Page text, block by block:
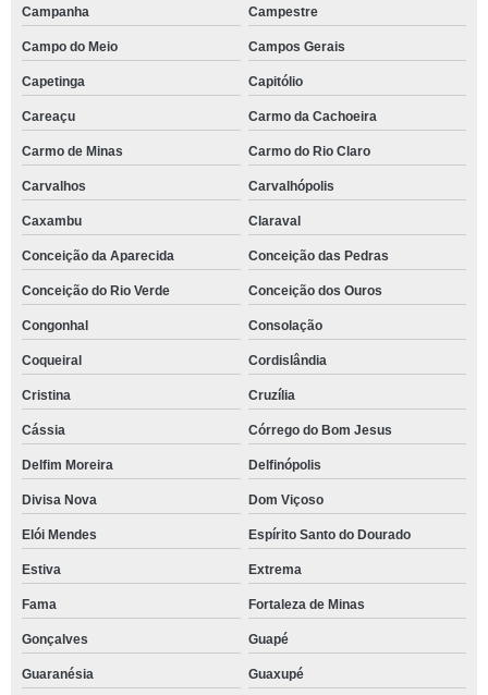
Campanha Campestre
Campo do Meio Campos Gerais
Capetinga Capitólio
Careaçu Carmo da Cachoeira
Carmo de Minas Carmo do Rio Claro
Carvalhos Carvalhópolis
Caxambu Claraval
Conceição da Aparecida Conceição das Pedras
Conceição do Rio Verde Conceição dos Ouros
Congonhal Consolação
Coqueiral Cordislândia
Cristina Cruzília
Cássia Córrego do Bom Jesus
Delfim Moreira Delfinópolis
Divisa Nova Dom Viçoso
Elói Mendes Espírito Santo do Dourado
Estiva Extrema
Fama Fortaleza de Minas
Gonçalves Guapé
Guaranésia Guaxupé